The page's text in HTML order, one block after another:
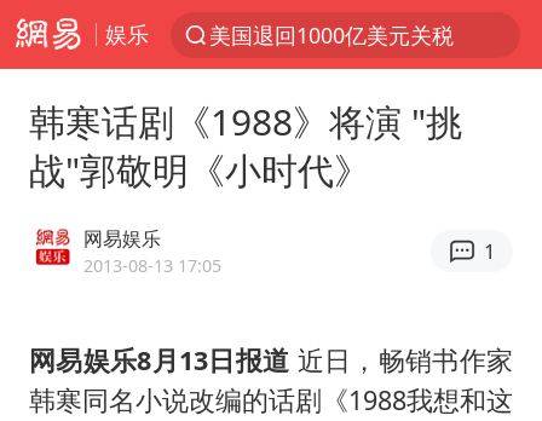
娱乐
美国退回1000亿美元关税
38岁山东财大教授刘海明逝世
13岁少年白天写作业晚上夜市炒粉
《Monica》填词人黎彼得去世
韩寒话剧《1988》将演 "挑
战"郭敬明《小时代》
网易娱乐
2013-08-13 17:05
1
网易娱乐8月13日报道 近日，畅销书作家
韩寒同名小说改编的话剧《1988我想和这